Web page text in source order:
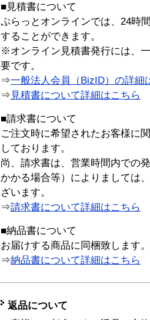
■見積書について
ぷらっとオンラインでは、24時
することができます。
※オンライン見積書発行には、
要です。
⇒一般法人会員（BizID）の詳細
⇒ 見積書について詳細はこちら
■請求書について
ご注文時に希望されたお客様に
しております。
尚、請求書は、営業時間内での
かかる場合等）によりましては
ざいます。
⇒請求書について詳細はこちら
■納品書について
お届けする商品に同梱致します。
⇒納品書について詳細はこちら
返品について